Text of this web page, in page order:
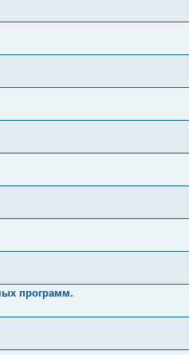
программ.